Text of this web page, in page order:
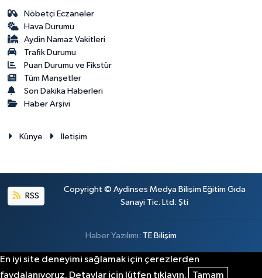
Nöbetçi Eczaneler
Hava Durumu
Aydin Namaz Vakitleri
Trafik Durumu
Puan Durumu ve Fikstür
Tüm Manşetler
Son Dakika Haberleri
Haber Arşivi
Künye İletişim
RSS
Copyright © Aydinses Medya Bilişim Eğitim Gıda
Sanayi Tic. Ltd. Şti
Haber Yazılımı: TE Bilişim
En iyi site deneyimi sağlamak için çerezlerden
faydalanıyoruz. Detaylar için lütfen tıklayın.
Tamam